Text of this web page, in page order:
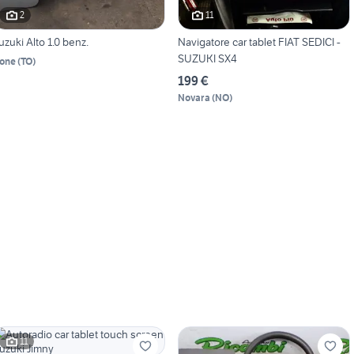
2
Alto 1.0 benz.
(TO)
11
Navigatore car tablet FIAT SEDICI -
SUZUKI SX4
199 €
Novara (NO)
11